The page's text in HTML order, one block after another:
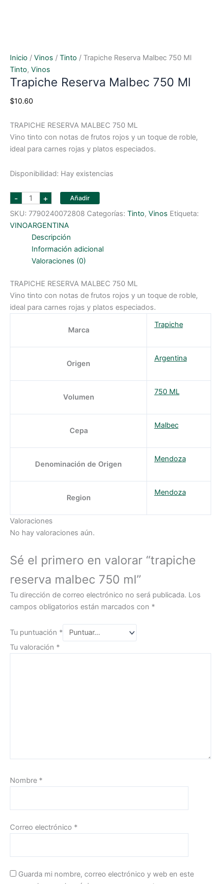
Inicio / Vinos / Tinto / Trapiche Reserva Malbec 750 Ml
Tinto, Vinos
Trapiche Reserva Malbec 750 Ml
$10.60
TRAPICHE RESERVA MALBEC 750 ML
Vino tinto con notas de frutos rojos y un toque de roble,
ideal para carnes rojas y platos especiados.
Disponibilidad: Hay existencias
- trapiche
reserva
malbec
750
ml
cantidad
+ Añadir
SKU: 7790240072808 Categorías: Tinto, Vinos Etiqueta:
VINOARGENTINA
Descripción
Información adicional
Valoraciones (0)
TRAPICHE RESERVA MALBEC 750 ML
Vino tinto con notas de frutos rojos y un toque de roble,
ideal para carnes rojas y platos especiados.
Marca
Trapiche
Origen
Argentina
Volumen
750 ML
Cepa
Malbec
Denominación de Origen
Mendoza
Region
Mendoza
Valoraciones
No hay valoraciones aún.
Sé el primero en valorar “trapiche
reserva malbec 750 ml”
Tu dirección de correo electrónico no será publicada. Los
campos obligatorios están marcados con *
Tu puntuación *
Tu valoración *
Nombre *
Correo electrónico *
Guarda mi nombre, correo electrónico y web en este